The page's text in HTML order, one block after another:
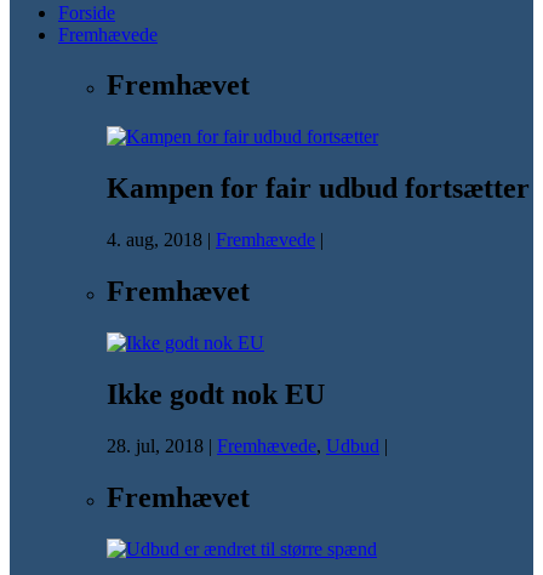
Forside
Fremhævede
Fremhævet
Kampen for fair udbud fortsætter
4. aug, 2018 | Fremhævede |
Fremhævet
Ikke godt nok EU
28. jul, 2018 | Fremhævede, Udbud |
Fremhævet